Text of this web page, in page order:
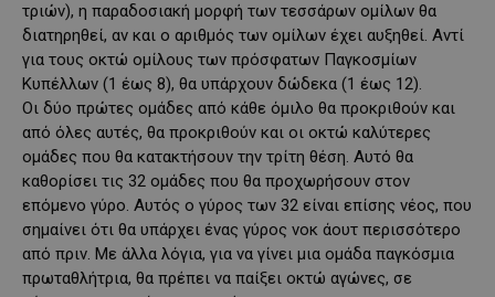
τριών), η παραδοσιακή μορφή των τεσσάρων ομίλων θα
διατηρηθεί, αν και ο αριθμός των ομίλων έχει αυξηθεί. Αντί
για τους οκτώ ομίλους των πρόσφατων Παγκοσμίων
Κυπέλλων (1 έως 8), θα υπάρχουν δώδεκα (1 έως 12).
Οι δύο πρώτες ομάδες από κάθε όμιλο θα προκριθούν και
από όλες αυτές, θα προκριθούν και οι οκτώ καλύτερες
ομάδες που θα κατακτήσουν την τρίτη θέση. Αυτό θα
καθορίσει τις 32 ομάδες που θα προχωρήσουν στον
επόμενο γύρο. Αυτός ο γύρος των 32 είναι επίσης νέος, που
σημαίνει ότι θα υπάρχει ένας γύρος νοκ άουτ περισσότερο
από πριν. Με άλλα λόγια, για να γίνει μια ομάδα παγκόσμια
πρωταθλήτρια, θα πρέπει να παίξει οκτώ αγώνες, σε